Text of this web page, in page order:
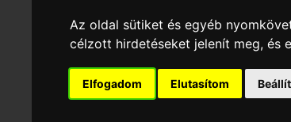
Az oldal sütiket és egyéb
célzott hirdetéseket jelenít meg, és
Elfogadom Elutasítom